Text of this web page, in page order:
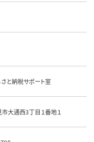
と納税サポート室
大通西3丁目１番地１